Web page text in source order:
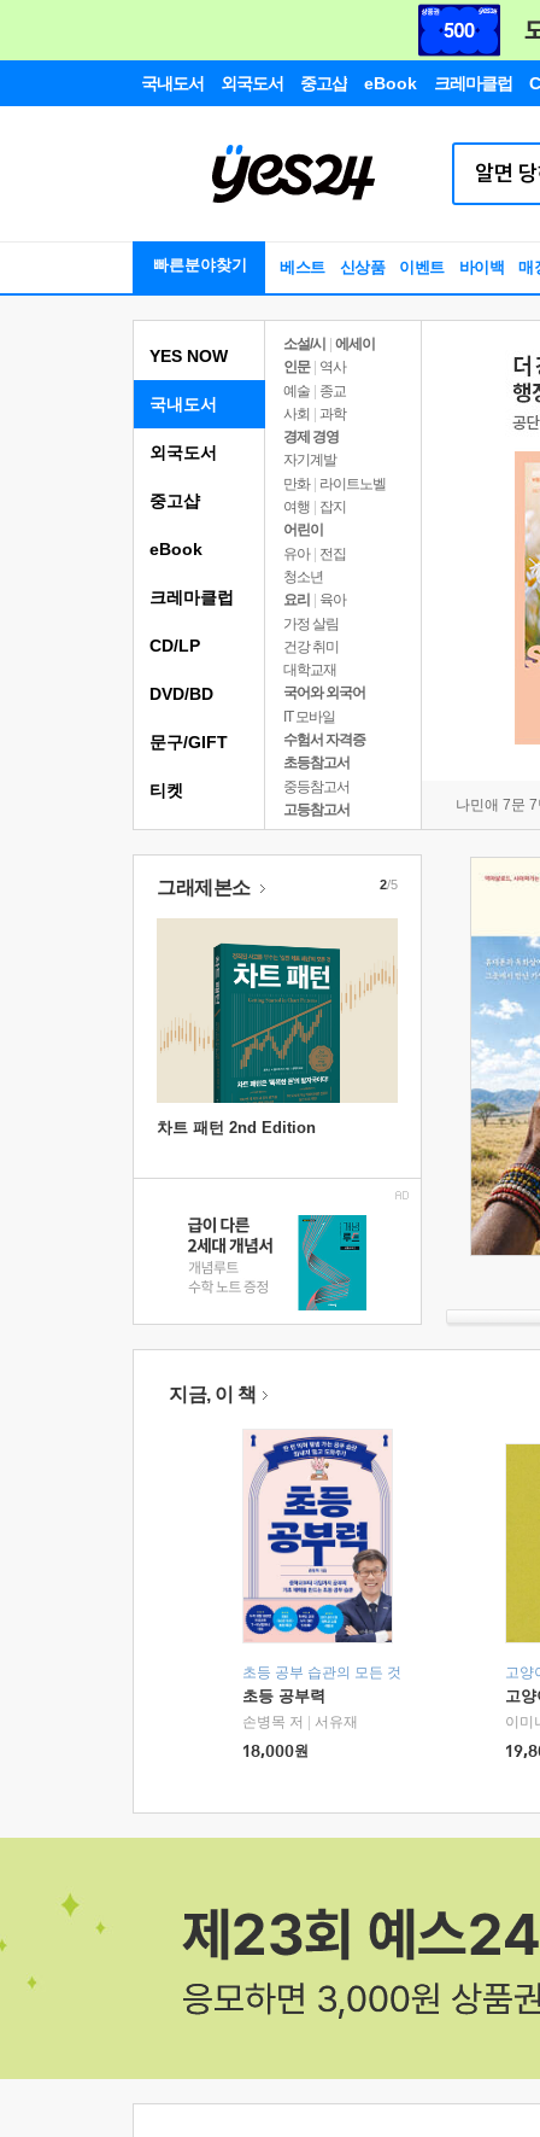
국내도서 외국도서 중고샵 eBook 크레마클럽
빠른분야찾기 베스트 신상품 이벤트 바이백 매
YES NOW
국내도서
소설/시
에세이
인문
역사
예술 | 종교
사회 | 과학
경제 경영
자기계발
만화 | 라이트노벨
여행
잡지
어린이
유아 | 전집
청소년
요리
육아
가정 살림
건강 취미
대학교재
국어와 외국어
IT 모바일
수험서 자격증
초등참고서
중등참고서
고등참고서
나민애 7문
외국도서
중고샵
eBook
크레마클럽
CD/LP
DVD/BD
문구/GIFT
티켓
그래제본소
차트 패턴 2nd Edition
2/5
지금, 이 책
초등 공부 습관의 모든 것
초등 공부력
손병목 저
서유재
18,000원
고양
고
이미